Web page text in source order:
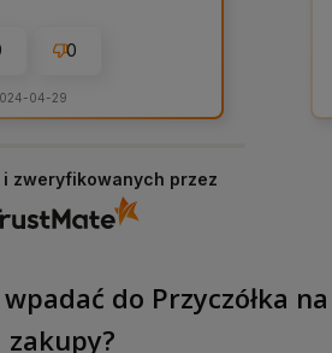
0
04-29
zweryfikowanych przez
do Przyczółka na
zakupy?